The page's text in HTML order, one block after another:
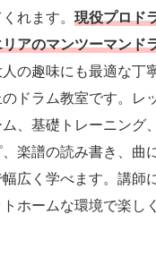
れます。 現役プロド
アのマンツーマンド
の趣味にも最適な丁
ドラム教室です。レ
、基礎トレーニング
、楽譜の読み書き、曲
広く学べます。講師
ホームな環境で楽し